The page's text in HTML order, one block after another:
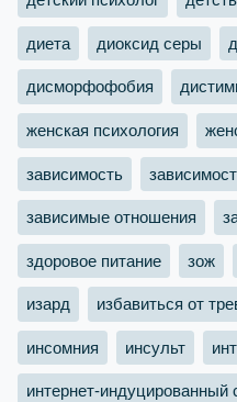
диета диоксид серы
дисморфофобия
женская психология
зависимость
зависимые отношения
здоровое питание зож
изард избавиться от
инсомния инсульт
интернет-индуцированный